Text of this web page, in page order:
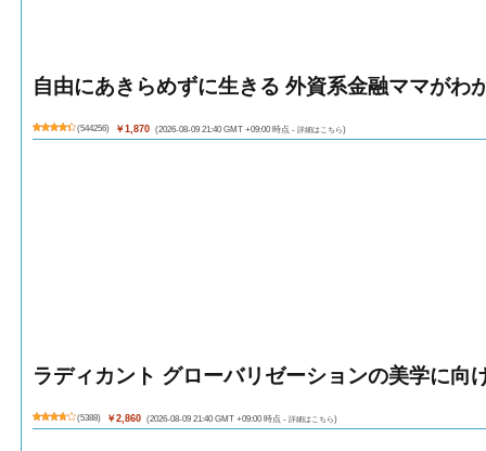
自由にあきらめずに生きる 外資系金融ママがわ
(544256) ￥1,870 (2026-08-09 21:40 GMT +09:00 時点 - 詳細はこちら)
ラディカント グローバリゼーションの美学に向
(5388) ￥2,860 (2026-08-09 21:40 GMT +09:00 時点 - 詳細はこちら)